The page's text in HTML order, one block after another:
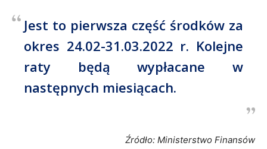
Jest to pierwsza część środków za
okres 24.02-31.03.2022 r. Kolejne
raty będą wypłacane w
następnych miesiącach.
Źródło: Ministerstwo Finansów